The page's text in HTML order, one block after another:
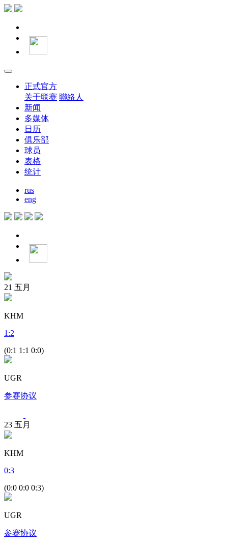
正式官方
关于联赛 聯絡人
新闻
多媒体
日历
俱乐部
球员
表格
统计
rus
eng
21 五月
KHM
1 :2
(0:1 1:1 0:0)
UGR
参赛协议
23 五月
KHM
0:3
(0:0 0:0 0:3)
UGR
参赛协议